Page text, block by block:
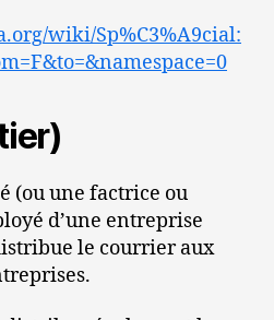
wiki/Sp%C3%A9cial:
(ou une factrice ou
d’une entreprise
le courrier aux